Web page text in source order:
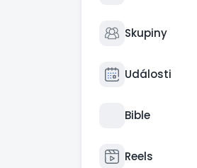
Skupiny
Události
Bible
Reels